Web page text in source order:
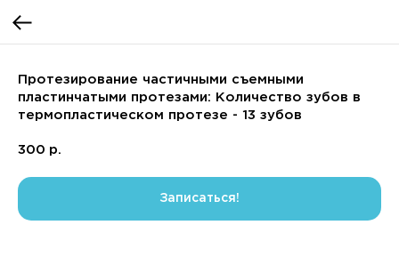
Протезирование частичными съемными
пластинчатыми протезами: Количество зубов в
термопластическом протезе - 13 зубов
300 р.
Записаться!